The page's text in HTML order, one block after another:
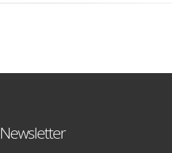
Newsletter